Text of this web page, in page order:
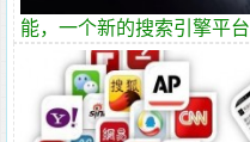
能，一个新的搜索引擎平台